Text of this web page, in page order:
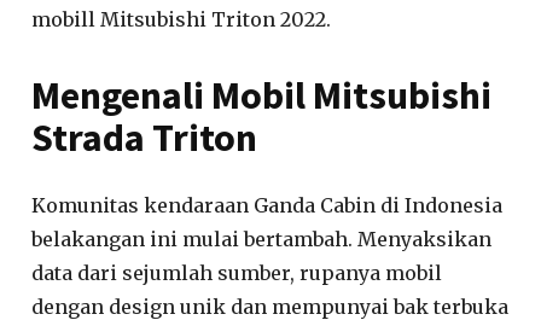
mobill Mitsubishi Triton 2022.
Mengenali Mobil Mitsubishi
Strada Triton
Komunitas kendaraan Ganda Cabin di Indonesia
belakangan ini mulai bertambah. Menyaksikan
data dari sejumlah sumber, rupanya mobil
dengan design unik dan mempunyai bak terbuka